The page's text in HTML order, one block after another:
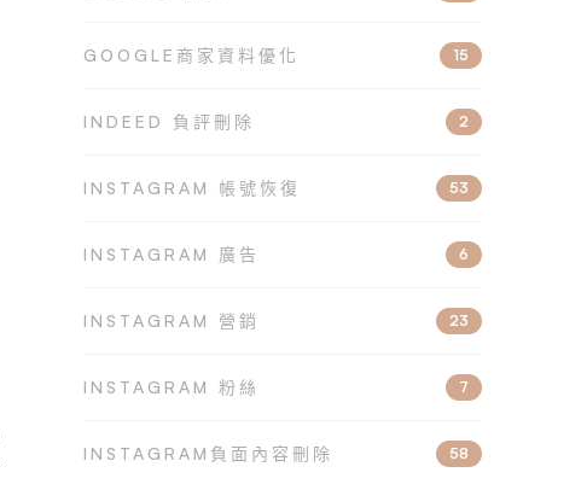
GOOGLE商家資料優化 15
INDEED 負評刪除 2
INSTAGRAM 帳號恢復 53
INSTAGRAM 廣告 6
INSTAGRAM 營銷 23
INSTAGRAM 粉絲 7
INSTAGRAM負面內容刪除 58